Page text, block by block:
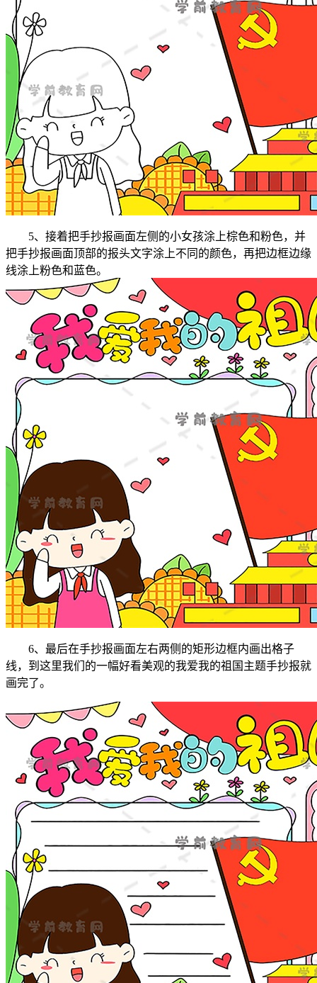
5、接着把手抄报画面左侧的小女孩涂上棕色和粉色，并
把手抄报画面顶部的报头文字涂上不同的颜色，再把边框边缘
线涂上粉色和蓝色。
6、最后在手抄报画面左右两侧的矩形边框内画出格子
线，到这里我们的一幅好看美观的我爱我的祖国主题手抄报就
画完了。